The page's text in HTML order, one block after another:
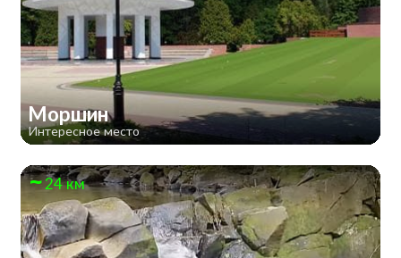
Моршин
Интересное место
24 км